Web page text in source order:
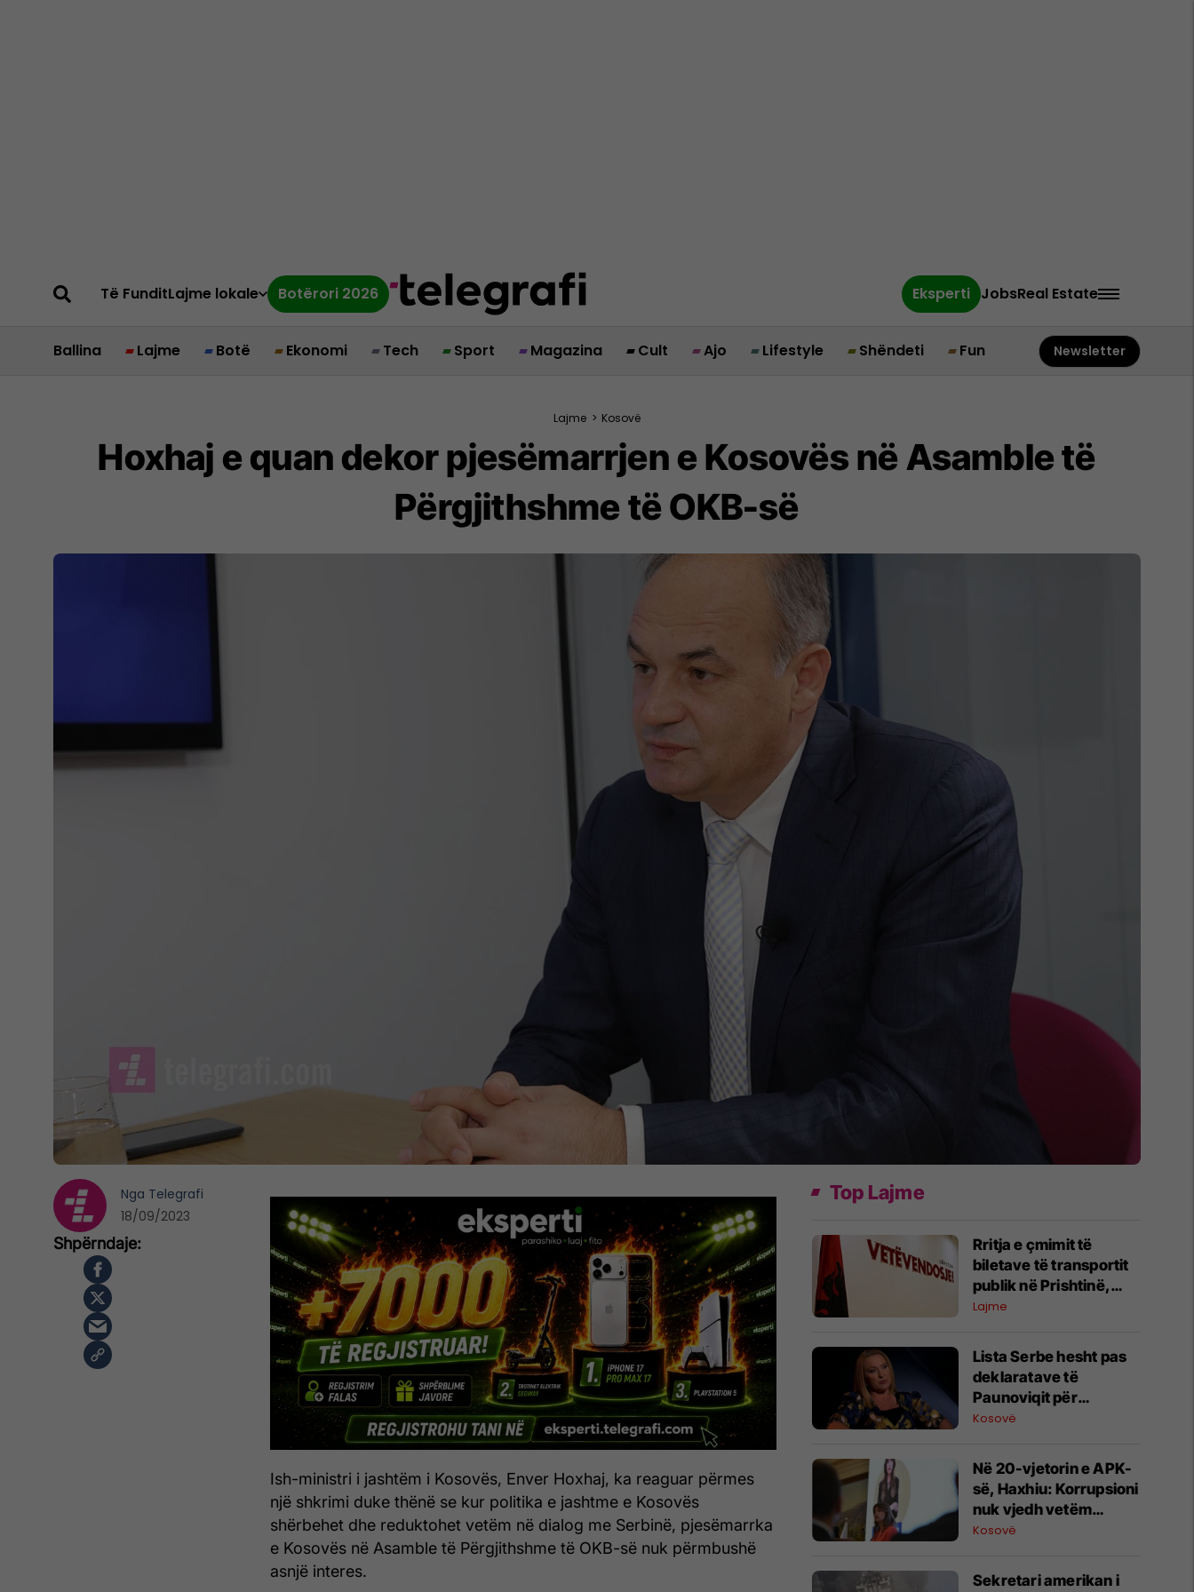
Të FunditLajme lokale Botërori 2026 Eksperti JobsReal Estate
Ballina Lajme Botë Ekonomi Tech Sport Magazina Cult Ajo Lifestyle Shëndeti Fun Newsletter
Lajme > Kosovë
Hoxhaj e quan dekor pjesëmarrjen e Kosovës në Asamble të
Përgjithshme të OKB-së
Ish-ministri i jashtëm i Kosovës, Enver Hoxhaj, ka reaguar përmes
një shkrimi duke thënë se kur politika e jashtme e Kosovës
shërbehet dhe reduktohet vetëm në dialog me Serbinë, pjesëmarrka
e Kosovës në Asamble të Përgjithshme të OKB-së nuk përmbushë
asnjë interes.
Nga Telegrafi
18/09/2023
Top Lajme
Rritja e çmimit të
biletave të transportit
publik në Prishtinë,
LVV dorëzon padi në
Lajme
​Lista Serbe hesht pas
deklaratave të
Paunoviqit për
“spastrim etnik” në
Kosovë
Në 20-vjetorin e APK-
së, Haxhiu: Korrupsioni
nuk vjedh vetëm
paranë
Kosovë
Sekretari amerikan i